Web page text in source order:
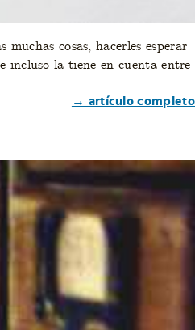
cosas, hacerles esperar
incluso la tiene en cuenta entre
→ artículo completo